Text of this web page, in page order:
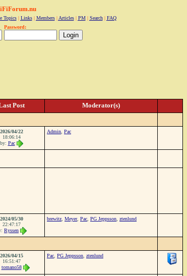
Topics| Links| Members| Articles| PM| Search| FAQ
Password:
Post
Moderator(s)
2026/04/22
18:06:14
by: Pac
Admin Pac
2024/05/30
22:47:17
Ryssen
brewitz Meyer, Pac PG Jeppsson ztenlund
2026/04/15
16:51:47
tomano58
Pac PG Jeppsson ztenlund